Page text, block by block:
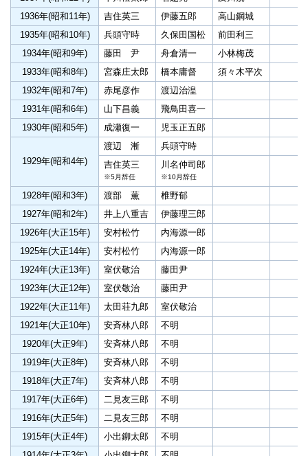
1936年(昭和11年)
吉住英三 伊藤五郎
高山鋼城
1935年(昭和10年)
兵頭守時 久保田国松
前田利三
1934年(昭和9年)
藤田 尹 舟倉清一
小林梅茂
1933年(昭和8年)
宮森庄太郎 橋本庸督
須々木平次
1932年(昭和7年)
赤尾彦作
渡辺治湟
1931年(昭和6年)
山下昌義
飛鳥田喜一
1930年(昭和5年)
成瀬復一 児玉正五郎
1929年(昭和4年)
渡辺 漸
兵頭守時
吉住英三
※5月辞任
川名仲司郎
※10月辞任
1928年(昭和3年) 渡部 薫
椎野郁
1927年(昭和2年)
井上八重吉
伊藤理三郎
1926年(大正15年)
安村松竹
内海源一郎
1925年(大正14年)
安村松竹
内海源一郎
1924年(大正13年)
室伏敬治
藤田尹
1923年(大正12年)
室伏敬治
藤田尹
1922年(大正11年)
太田荘九郎
室伏敬治
1921年(大正10年)
安斉林八郎
不明
1920年(大正9年)
安斉林八郎
不明
1919年(大正8年)
安斉林八郎
不明
1918年(大正7年)
安斉林八郎
不明
1917年(大正6年)
二見友三郎
不明
1916年(大正5年)
二見友三郎
不明
1915年(大正4年)
小出鉚太郎
不明